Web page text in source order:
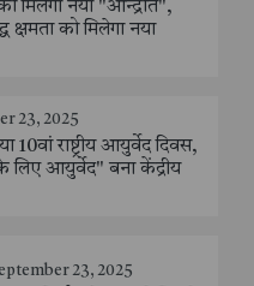
मिलेगा नया "आन्द्रोत",
क्षमता को मिलेगा नया
23, 2025
10वां राष्ट्रीय आयुर्वेद दिवस,
लिए आयुर्वेद" बना केंद्रीय
23, 2025